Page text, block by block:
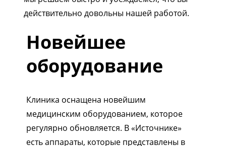
действительно довольны нашей работой.
Новейшее
оборудование
Клиника оснащена новейшим
медицинским оборудованием, которое
регулярно обновляется. В «Источнике»
есть аппараты, которые представлены в